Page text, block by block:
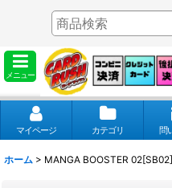
メニュー
マイページ カテゴリ 問
ホーム > MANGA BOOSTER 02[SB02]